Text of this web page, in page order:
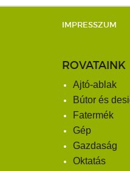
IMPRESSZUM
ROVATAINK
Ajtó-ablak
Bútor és
Fatermék
Gép
Gazdaság
Oktatás